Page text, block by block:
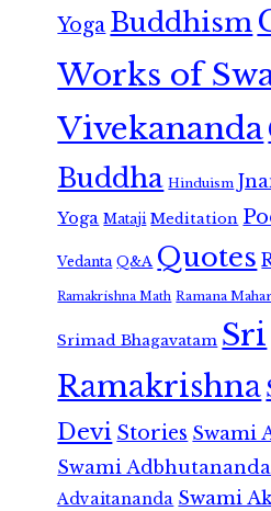
Yoga Buddhism
Works of
Vivekananda
Buddha Hinduism
Yoga Mataji Meditation
Vedanta Q&A Quotes
Ramakrishna Math Ramana
Srimad Bhagavatam Sri
Ramakrishna
Devi Stories Swami
Swami Adbhutananda
Advaitananda Swami